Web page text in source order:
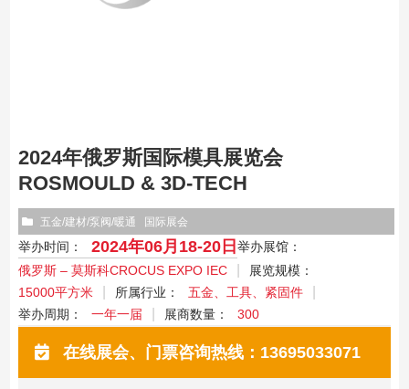
2024年俄罗斯国际模具展览会
ROSMOULD & 3D-TECH
五金/建材/泵阀/暖通 国际展会
举办时间： 2024年06月18-20日 举办展馆：
俄罗斯 – 莫斯科CROCUS EXPO IEC
展览规模：
15000平方米
所属行业：
五金、工具、紧固件
举办周期：
一年一届 展商数量： 300
在线展会、门票咨询热线：13695033071